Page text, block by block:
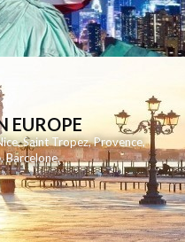
EUROPE
,Saint Tropez,Provence,
,Barcelone,